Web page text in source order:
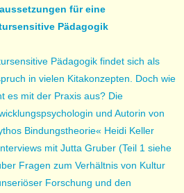
für eine
Pädagogik
Pädagogik findet sich als
in vielen Kitakonzepten. Doch wie
es mit der Praxis aus? Die
und Autorin von
Bindungstheorie« Heidi Keller
mit Jutta Gruber (Teil 1 siehe
Fragen zum Verhältnis von Kultur
Forschung und den